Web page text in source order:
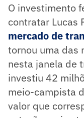
O investimento
contratar Lucas
mercado de
tornou uma das
nesta janela de
investiu 42
meio-campista
valor que